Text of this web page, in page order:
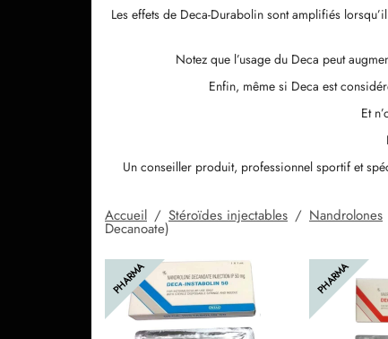
Les effets de Deca-Durabolin sont amplifiés
Notez que l’usage du Deca peut
Enfin, même si Deca est
Et
Un conseiller produit, professionnel sportif et
Accueil / Stéroïdes injectables / Nandrolones
Decanoate)
PHARMA PHARMA